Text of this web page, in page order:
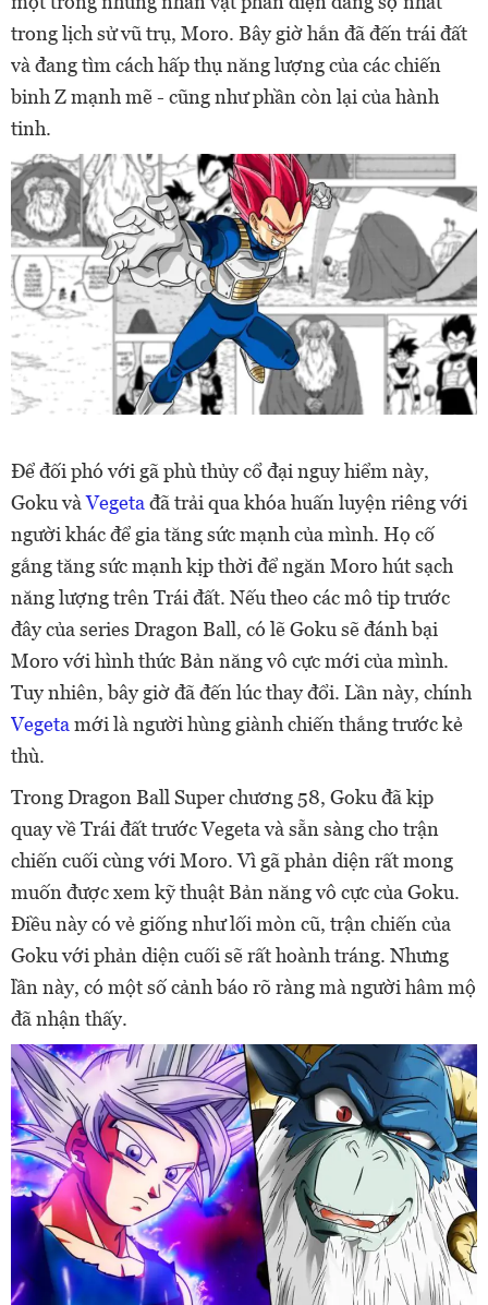
trong lịch sử vũ trụ, Moro. Bây giờ hắn đã đến trái đất
và đang tìm cách hấp thụ năng lượng của các chiến
binh Z mạnh mẽ - cũng như phần còn lại của hành
tinh.
Để đối phó với gã phù thủy cổ đại nguy hiểm này,
Goku vàVegeta đã trải qua khóa huấn luyện riêng với
người khác để gia tăng sức mạnh của mình. Họ cố
gắngtăng sức mạnh kịp thời để ngăn Moro hút sạch
năng lượng trên Trái đất. Nếu theo các mô tip trước
đây của series Dragon Ball, có lẽGoku sẽ đánh bại
Moro với hình thức Bản năng vô cực mới của mình.
Tuy nhiên, bây giờ đã đến lúc thay đổi. Lần này, chính
Vegeta mới là người hùng giành chiến thắng trước kẻ
thù.
Trong Dragon Ball Super chương 58, Goku đã kịp
quay về Trái đất trước Vegeta và sẵn sàng cho trận
chiến cuối cùng với Moro. Vì gã phản diện rất mong
muốn được xem kỹ thuật Bản năng vô cực của Goku.
Điều này có vẻ giống như lối mòn cũ, trận chiến của
Goku với phản diện cuối sẽ rất hoành tráng. Nhưng
lần này, có một số cảnh báo rõ ràng mà người hâm mộ
đã nhận thấy.